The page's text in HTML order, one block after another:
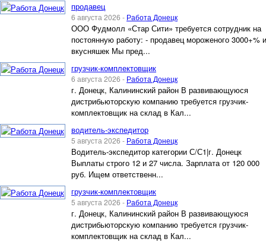
продавец
6 августа 2026 - Работа Донецк
ООО Фудмолл «Стар Сити» требуется сотрудник на
постоянную работу: - продавец мороженого 3000+% и
вкусняшек Мы пред...
грузчик-комплектовщик
6 августа 2026 - Работа Донецк
г. Донецк, Калининский район В развивающуюся
дистрибьюторскую компанию требуется грузчик-
комплектовщик на склад в Кал...
водитель-экспедитор
5 августа 2026 - Работа Донецк
Водитель-экспедитор категории С/С1|г. Донецк
Выплаты строго 12 и 27 числа. Зарплата от 120 000
руб. Ищем ответственн...
грузчик-комплектовщик
5 августа 2026 - Работа Донецк
г. Донецк, Калининский район В развивающуюся
дистрибьюторскую компанию требуется грузчик-
комплектовщик на склад в Кал...